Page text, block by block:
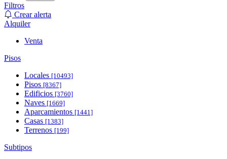
Filtros
Crear alerta
Alquiler
Venta
Pisos
Locales [10493]
Pisos [8367]
Edificios [3760]
Naves [1669]
Aparcamientos [1441]
Casas [1383]
Terrenos [199]
Subtipos